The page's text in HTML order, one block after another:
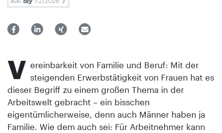
V ereinbarkeit von Familie und Beruf: Mit der
steigenden Erwerbstätigkeit von Frauen hat es
dieser Begriff zu einem großen Thema in der
Arbeitswelt gebracht – ein bisschen
eigentümlicherweise, denn auch Männer haben ja
Familie. Wie dem auch sei: Für Arbeitnehmer kann